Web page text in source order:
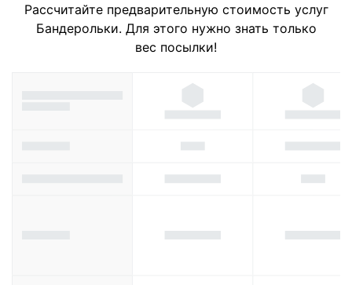
Рассчитайте предварительную стоимость услуг
Бандерольки. Для этого нужно знать только
вес посылки!